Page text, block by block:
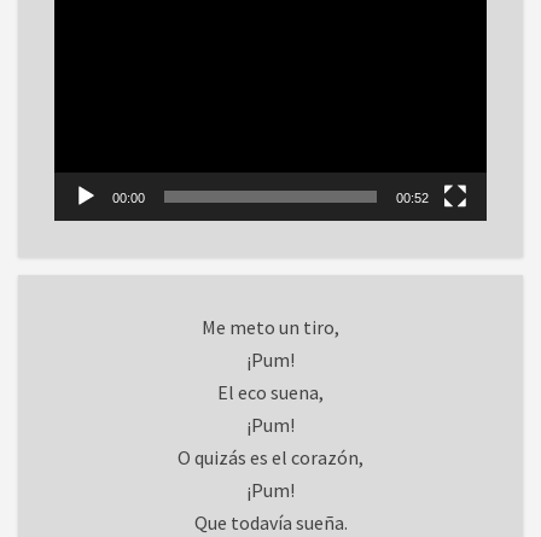
00:00 00:52
Me meto un tiro,
¡Pum!
El eco suena,
¡Pum!
O quizás es el corazón,
¡Pum!
Que todavía sueña.